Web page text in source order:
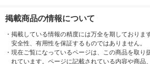
掲載商品の情報について
・ 掲載している情報の精度には万全を期しておりま
安全性、有用性を保証するものではありません。
・ 現在ご覧になっているページは、この商品を取り
れています。ページに記載されている内容や商品